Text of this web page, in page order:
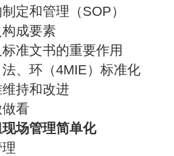
定和管理（SOP）
成要素
准文书的重要作用
、环（4MIE）标准化
持和改进
看
场管理简单化